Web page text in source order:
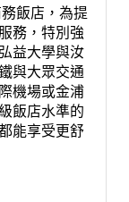
飯店，為提
務，特別強
益大學與汝
與大眾交通
機場或金浦
飯店水準的
能享受更舒